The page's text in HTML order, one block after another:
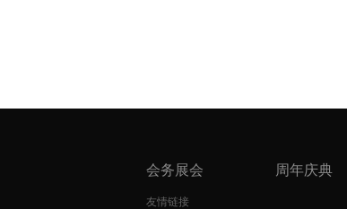
会务展会 周年庆典
友情链接